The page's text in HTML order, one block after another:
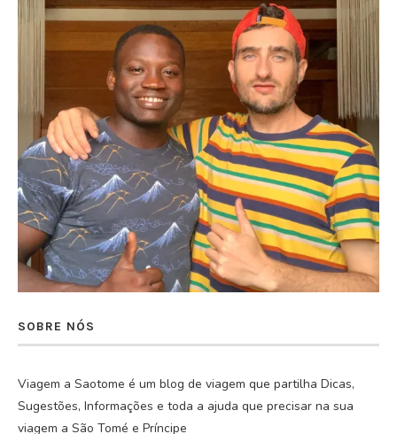
SOBRE NÓS
Viagem a Saotome é um blog de viagem que partilha Dicas,
Sugestões, Informações e toda a ajuda que precisar na sua
viagem a São Tomé e Príncipe